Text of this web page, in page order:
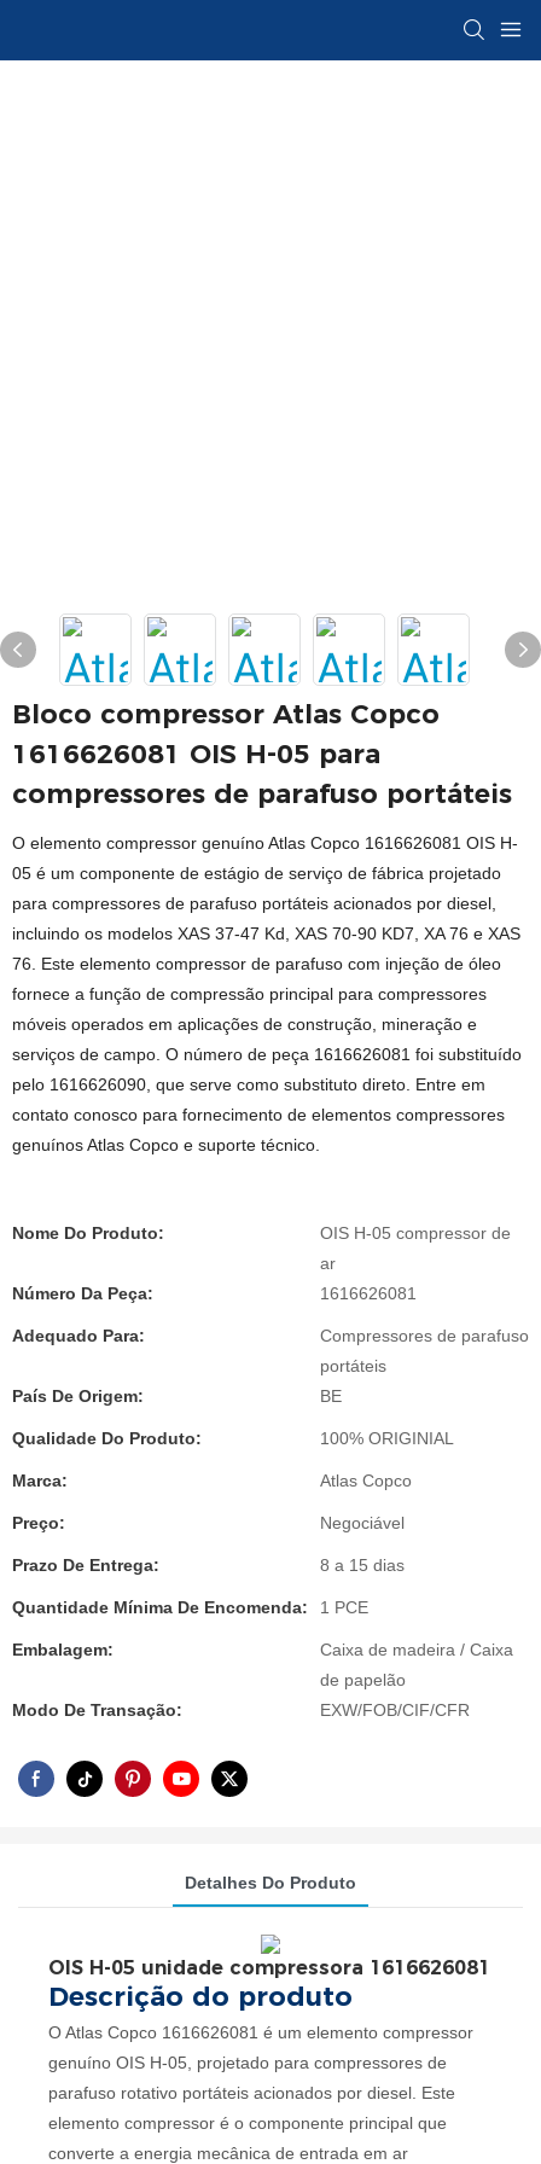
Bloco compressor Atlas Copco
1616626081 OIS H-05 para
compressores de parafuso portáteis
O elemento compressor genuíno Atlas Copco 1616626081 OIS H-
05 é um componente de estágio de serviço de fábrica projetado
para compressores de parafuso portáteis acionados por diesel,
incluindo os modelos XAS 37-47 Kd, XAS 70-90 KD7, XA 76 e XAS
76. Este elemento compressor de parafuso com injeção de óleo
fornece a função de compressão principal para compressores
móveis operados em aplicações de construção, mineração e
serviços de campo. O número de peça 1616626081 foi substituído
pelo 1616626090, que serve como substituto direto. Entre em
contato conosco para fornecimento de elementos compressores
genuínos Atlas Copco e suporte técnico.
Nome Do Produto:
OIS H-05 compressor de
ar
Número Da Peça:
1616626081
Adequado Para:
Compressores de parafuso
portáteis
País De Origem:
BE
Qualidade Do Produto: 100% ORIGINIAL
Marca: Atlas Copco
Preço: Negociável
Prazo De Entrega: 8 a 15 dias
Quantidade Mínima De Encomenda: 1 PCE
Embalagem:
Caixa de madeira / Caixa
de papelão
Modo De Transação:
EXW/FOB/CIF/CFR
Detalhes Do Produto
OIS H-05 unidade compressora 1616626081
Descrição do produto
O Atlas Copco 1616626081 é um elemento compressor
genuíno OIS H-05, projetado para compressores de
parafuso rotativo portáteis acionados por diesel. Este
elemento compressor é o componente principal que
converte a energia mecânica de entrada em ar